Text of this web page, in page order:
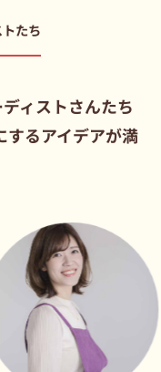
たち
ィストさんたち
するアイデアが満